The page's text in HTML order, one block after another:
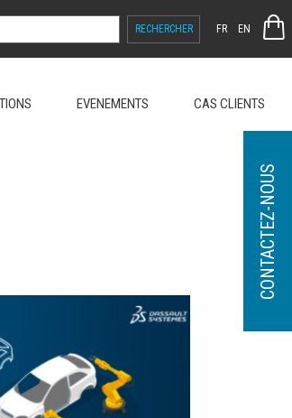
:
FR EN
EVENEMENTS CAS CLIENTS
CONTACTEZ-NOUS